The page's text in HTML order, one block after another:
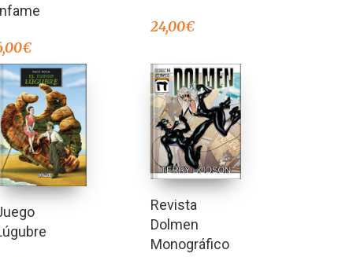
€
24,00€
Revista
Dolmen
Monográfico